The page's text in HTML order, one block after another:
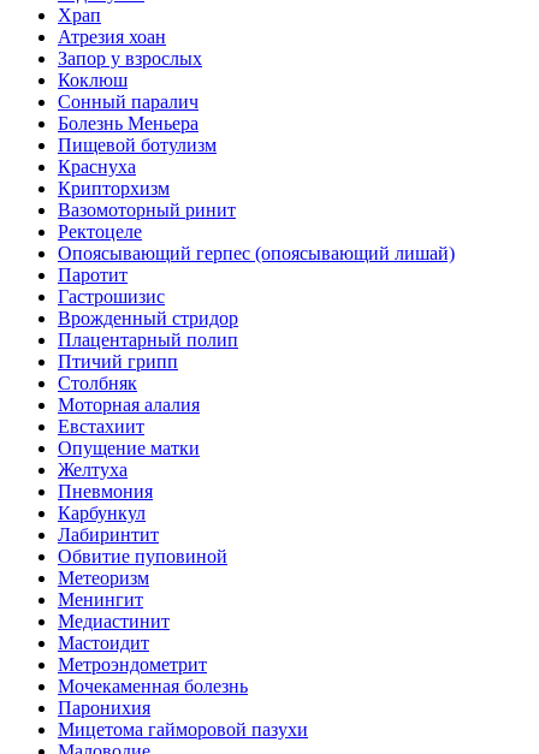
Храп
Атрезия хоан
Запор у взрослых
Коклюш
Сонный паралич
Болезнь Меньера
Пищевой ботулизм
Краснуха
Крипторхизм
Вазомоторный ринит
Ректоцеле
Опоясывающий герпес (опоясывающий лишай)
Паротит
Гастрошизис
Врожденный стридор
Плацентарный полип
Птичий грипп
Столбняк
Моторная алалия
Евстахиит
Опущение матки
Желтуха
Пневмония
Карбункул
Лабиринтит
Обвитие пуповиной
Метеоризм
Менингит
Медиастинит
Мастоидит
Метроэндометрит
Мочекаменная болезнь
Паронихия
Мицетома гайморовой пазухи